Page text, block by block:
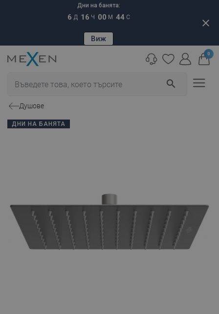
Дни на банята:
6 Д 16 Ч 00 М 43 С
Виж
close
search
0
Душове
ДНИ НА БАНЯТА